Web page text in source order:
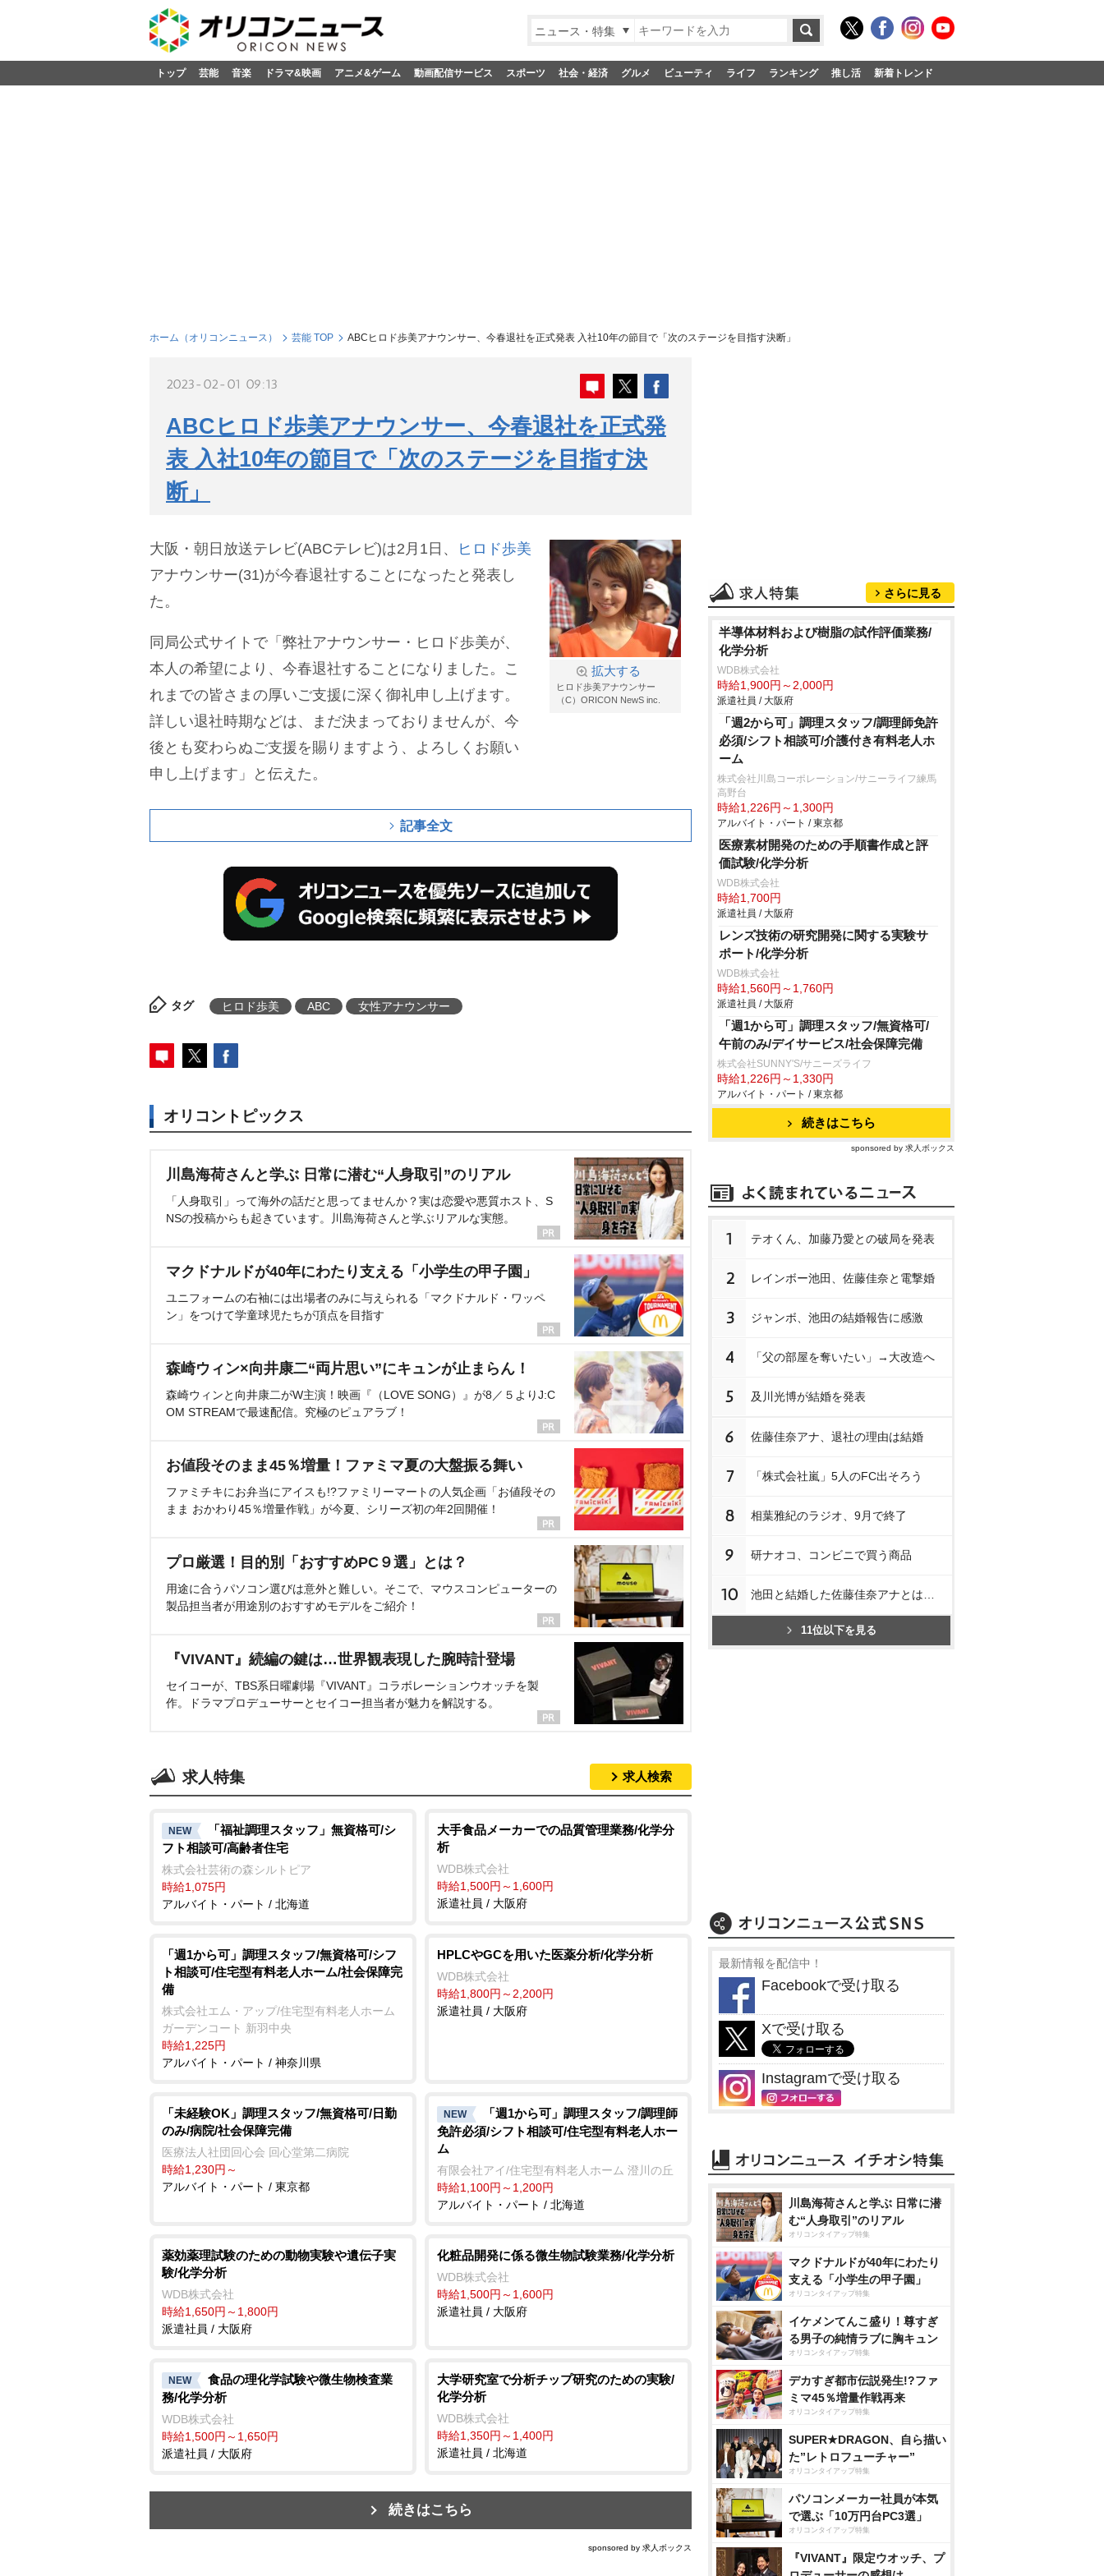
ニュース・特集
トップ 芸能 音楽 ドラマ&映画 アニメ&ゲーム 動画配信サービス スポーツ 社会・経済 グルメ ビューティ ライフ ランキング 推し活 新着トレンド
ホーム（オリコンニュース） 芸能 TOP ABCヒロド歩美アナウンサー、今春退社を正式発表 入社10年の節目で「次のステージを目指す決断」
2023-02-01 09:13
ABCヒロド歩美アナウンサー、今春退社を正式発
表 入社10年の節目で「次のステージを目指す決
断」
拡大する
ヒロド歩美アナウンサー
（C）ORICON NewS inc.
大阪・朝日放送テレビ(ABCテレビ)は2月1日、
ヒロド歩美
アナウンサー(31)が今春退社することになったと発表し
た。
同局公式サイトで「弊社アナウンサー・ヒロド歩美が、
本人の希望により、今春退社することになりました。こ
れまでの皆さまの厚いご支援に深く御礼申し上げます。
詳しい退社時期などは、まだ決まっておりませんが、今
後とも変わらぬご支援を賜りますよう、よろしくお願い
申し上げます」と伝えた。
記事全文
タグ ヒロド歩美 ABC 女性アナウンサー
オリコントピックス
川島海荷さんと学ぶ 日常に潜む“人身取引”のリアル
「人身取引」って海外の話だと思ってませんか？実は恋愛や悪質ホスト、S
NSの投稿からも起きています。川島海荷さんと学ぶリアルな実態。
マクドナルドが40年にわたり支える「小学生の甲子園」
ユニフォームの右袖には出場者のみに与えられる「マクドナルド・ワッペ
ン」をつけて学童球児たちが頂点を目指す
森崎ウィン×向井康二“両片思い”にキュンが止まらん！
森崎ウィンと向井康二がW主演！映画『（LOVE SONG）』が8／５よりJ:C
OM STREAMで最速配信。究極のピュアラブ！
お値段そのまま45％増量！ファミマ夏の大盤振る舞い
ファミチキにお弁当にアイスも!?ファミリーマートの人気企画「お値段その
まま おかわり45％増量作戦」が今夏、シリーズ初の年2回開催！
プロ厳選！目的別「おすすめPC９選」とは？
用途に合うパソコン選びは意外と難しい。そこで、マウスコンピューターの
製品担当者が用途別のおすすめモデルをご紹介！
『VIVANT』続編の鍵は…世界観表現した腕時計登場
セイコーが、TBS系日曜劇場『VIVANT』コラボレーションウオッチを製
作。ドラマプロデューサーとセイコー担当者が魅力を解説する。
求人特集 求人検索
NEW
「福祉調理スタッフ」無資格可/シ
フト相談可/高齢者住宅
株式会社芸術の森シルトピア
時給1,075円
アルバイト・パート / 北海道
大手食品メーカーでの品質管理業務/化学分
析
WDB株式会社
時給1,500円～1,600円
派遣社員 / 大阪府
「週1から可」調理スタッフ/無資格可/シフ
ト相談可/住宅型有料老人ホーム/社会保障完
備
株式会社エム・アップ/住宅型有料老人ホーム
ガーデンコート 新羽中央
時給1,225円
アルバイト・パート / 神奈川県
HPLCやGCを用いた医薬分析/化学分析
WDB株式会社
時給1,800円～2,200円
派遣社員 / 大阪府
「未経験OK」調理スタッフ/無資格可/日勤
のみ/病院/社会保障完備
医療法人社団回心会 回心堂第二病院
時給1,230円～
アルバイト・パート / 東京都
NEW
「週1から可」調理スタッフ/調理師
免許必須/シフト相談可/住宅型有料老人ホー
ム
有限会社アイ/住宅型有料老人ホーム 澄川の丘
時給1,100円～1,200円
アルバイト・パート / 北海道
薬効薬理試験のための動物実験や遺伝子実
験/化学分析
WDB株式会社
時給1,650円～1,800円
派遣社員 / 大阪府
化粧品開発に係る微生物試験業務/化学分析
WDB株式会社
時給1,500円～1,600円
派遣社員 / 大阪府
NEW
食品の理化学試験や微生物検査業
務/化学分析
WDB株式会社
時給1,500円～1,650円
派遣社員 / 大阪府
大学研究室で分析チップ研究のための実験/
化学分析
WDB株式会社
時給1,350円～1,400円
派遣社員 / 北海道
続きはこちら
sponsored by 求人ボックス
さらに見る
半導体材料および樹脂の試作評価業務/
化学分析
WDB株式会社
時給1,900円～2,000円
派遣社員 / 大阪府
「週2から可」調理スタッフ/調理師免許
必須/シフト相談可/介護付き有料老人ホ
ーム
株式会社川島コーポレーション/サニーライフ練馬
高野台
時給1,226円～1,300円
アルバイト・パート / 東京都
医療素材開発のための手順書作成と評
価試験/化学分析
WDB株式会社
時給1,700円
派遣社員 / 大阪府
レンズ技術の研究開発に関する実験サ
ポート/化学分析
WDB株式会社
時給1,560円～1,760円
派遣社員 / 大阪府
「週1から可」調理スタッフ/無資格可/
午前のみ/デイサービス/社会保障完備
株式会社SUNNY'S/サニーズライフ
時給1,226円～1,330円
アルバイト・パート / 東京都
続きはこちら
sponsored by 求人ボックス
1 テオくん、加藤乃愛との破局を発表
2 レインボー池田、佐藤佳奈と電撃婚
3 ジャンボ、池田の結婚報告に感激
4 「父の部屋を奪いたい」→大改造へ
5 及川光博が結婚を発表
6 佐藤佳奈アナ、退社の理由は結婚
7 「株式会社嵐」5人のFC出そろう
8 相葉雅紀のラジオ、9月で終了
9 研ナオコ、コンビニで買う商品
10 池田と結婚した佐藤佳奈アナとは…
11位以下を見る
最新情報を配信中！
Facebookで受け取る
Xで受け取る
Instagramで受け取る
川島海荷さんと学ぶ 日常に潜
む“人身取引”のリアル
オリコンタイアップ特集
マクドナルドが40年にわたり
支える「小学生の甲子園」
オリコンタイアップ特集
イケメンてんこ盛り！尊すぎ
る男子の純情ラブに胸キュン
オリコンタイアップ特集
デカすぎ都市伝説発生!?ファ
ミマ45％増量作戦再来
オリコンタイアップ特集
SUPER★DRAGON、自ら描い
た”レトロフューチャー”
オリコンタイアップ特集
パソコンメーカー社員が本気
で選ぶ「10万円台PC3選」
オリコンタイアップ特集
『VIVANT』限定ウオッチ、プ